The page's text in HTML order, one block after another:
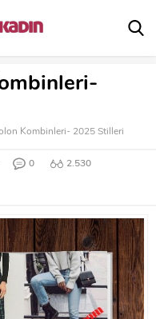
Kombinleri- 2025 Stilleri
0 2.530